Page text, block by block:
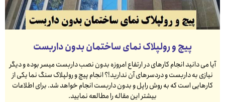
پیچ و رولپلاک نمای ساختمان بدون داربست
آیا می دانید انجام کارهای در ارتفاع امروزه بدون نصب داربست میسر بوده و دیگر
نیازی به داربست و دردسرهای آن ندارید!؟ انجام پیچ و رولپلاک سنگ نما یکی از
کارهایی است که به روش راپل و بدون داربست انجام خواهد شد. برای اطلاعات
بیشتر این مقاله را مطالعه نمایید.